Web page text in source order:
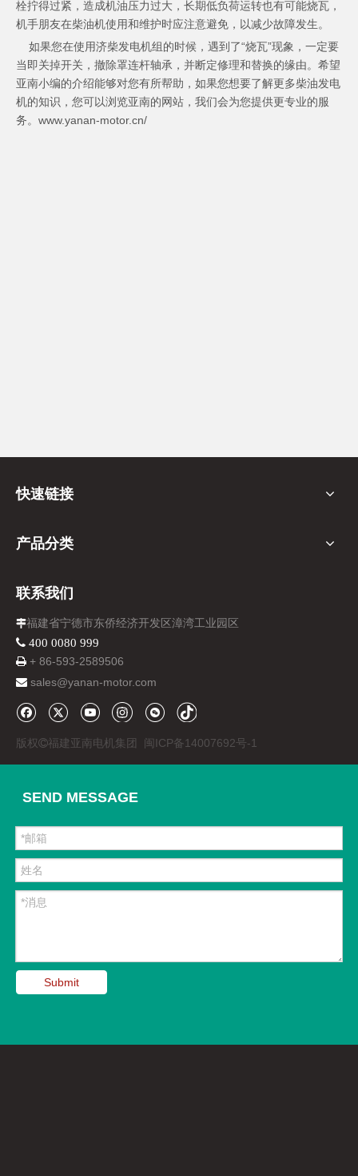
栓拧得过紧，造成机油压力过大，长期低负荷运转也有可能烧瓦，
机手朋友在柴油机使用和维护时应注意避免，以减少故障发生。
如果您在使用济柴发电机组的时候，遇到了“烧瓦”现象，一定要
当即关掉开关，撤除罩连杆轴承，并断定修理和替换的缘由。希望
亚南小编的介绍能够对您有所帮助，如果您想要了解更多柴油发电
机的知识，您可以浏览亚南的网站，我们会为您提供更专业的服
务。www.yanan-motor.cn/
快速链接
产品分类
联系我们
福建省宁德市东侨经济开发区漳湾工业园区
 400 0080 999
 + 86-593-2589506
 sales@yanan-motor.com
版权福建亚南电机集团 闽ICP备14007692号-1
SEND MESSAGE
Submit